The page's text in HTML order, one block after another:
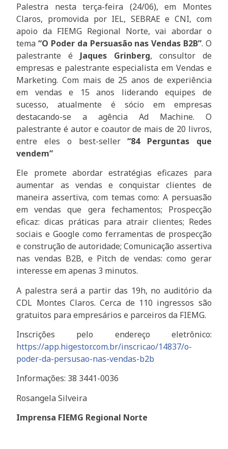
Palestra nesta terça-feira (24/06), em Montes
Claros, promovida por IEL, SEBRAE e CNI, com
apoio da FIEMG Regional Norte, vai abordar o
tema “O Poder da Persuasão nas Vendas B2B”. O
palestrante é Jaques Grinberg, consultor de
empresas e palestrante especialista em Vendas e
Marketing. Com mais de 25 anos de experiência
em vendas e 15 anos liderando equipes de
sucesso, atualmente é sócio em empresas
destacando-se a agência Ad Machine. O
palestrante é autor e coautor de mais de 20 livros,
entre eles o best-seller“84 Perguntas que
vendem”
Ele promete abordar estratégias eficazes para
aumentar as vendas e conquistar clientes de
maneira assertiva, com temas como: A persuasão
em vendas que gera fechamentos; Prospecção
eficaz: dicas práticas para atrair clientes; Redes
sociais e Google como ferramentas de prospecção
e construção de autoridade; Comunicação assertiva
nas vendas B2B, e Pitch de vendas: como gerar
interesse em apenas 3 minutos.
A palestra será a partir das 19h, no auditório da
CDL Montes Claros. Cerca de 110 ingressos são
gratuitos para empresários e parceiros da FIEMG.
Inscrições pelo endereço eletrônico:
https://app.higestor.com.br/inscricao/14837/o-
poder-da-persusao-nas-vendas-b2b
Informações: 38 3441-0036
Rosangela Silveira
Imprensa FIEMG Regional Norte